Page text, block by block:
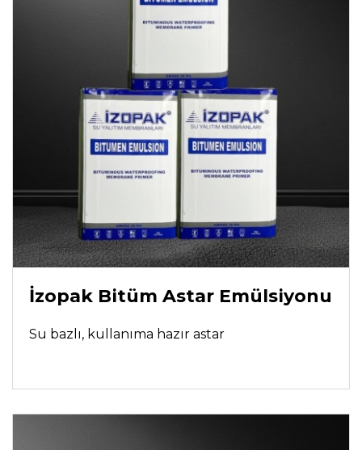
İzopak Bitüm Astar Emülsiyonu
Su bazlı, kullanıma hazır astar